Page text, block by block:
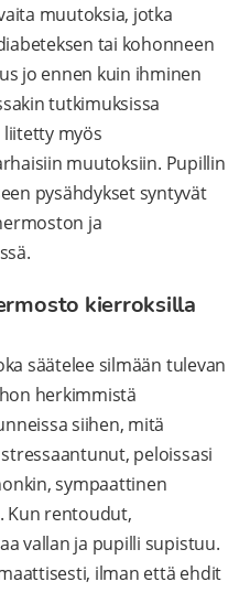
muutoksia, jotka
tai kohonneen
jo ennen kuin ihminen
tutkimuksissa
myös
muutoksiin. Pupillin
pysähdykset syntyvät
ja
kierroksilla
säätelee silmään tulevan
herkimmistä
siihen, mitä
peloissasi
sympaattinen
Kun rentoudut,
vallan ja pupilli supistuu.
ilman että ehdit